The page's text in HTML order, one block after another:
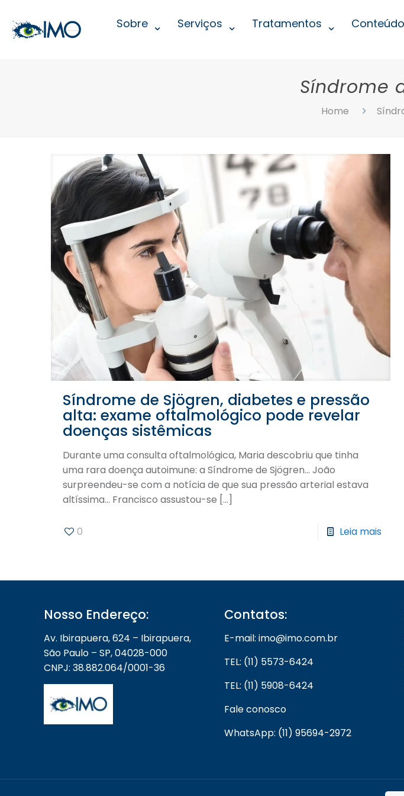
Sobre Serviços Tratamentos Conteúdo
Síndrome
Home
Síndrome de Sjögren, diabetes e pressão
alta: exame oftalmológico pode revelar
doenças sistêmicas
Durante uma consulta oftalmológica, Maria descobriu que tinha
uma rara doença autoimune: a Síndrome de Sjögren… João
surpreendeu-se com a notícia de que sua pressão arterial estava
altíssima… Francisco assustou-se […]
0 Leia mais
Nosso Endereço:
Av. Ibirapuera, 624 – Ibirapuera,
São Paulo – SP, 04028-000
CNPJ: 38.882.064/0001-36
Contatos:
E-mail: imo@imo.com.br
TEL: (11) 5573-6424
TEL: (11) 5908-6424
Fale conosco
WhatsApp: (11) 95694-2972